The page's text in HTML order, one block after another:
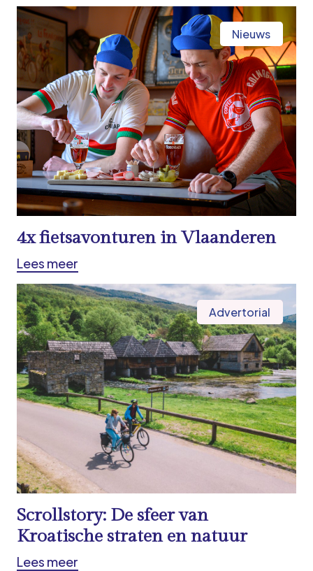
Nieuws
4x fietsavonturen in Vlaanderen
Lees meer
Advertorial
Scrollstory: De sfeer van
Kroatische straten en natuur
Lees meer